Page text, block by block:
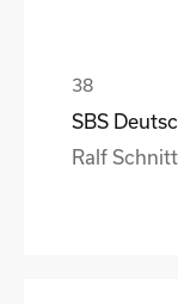
SBS
Ralf